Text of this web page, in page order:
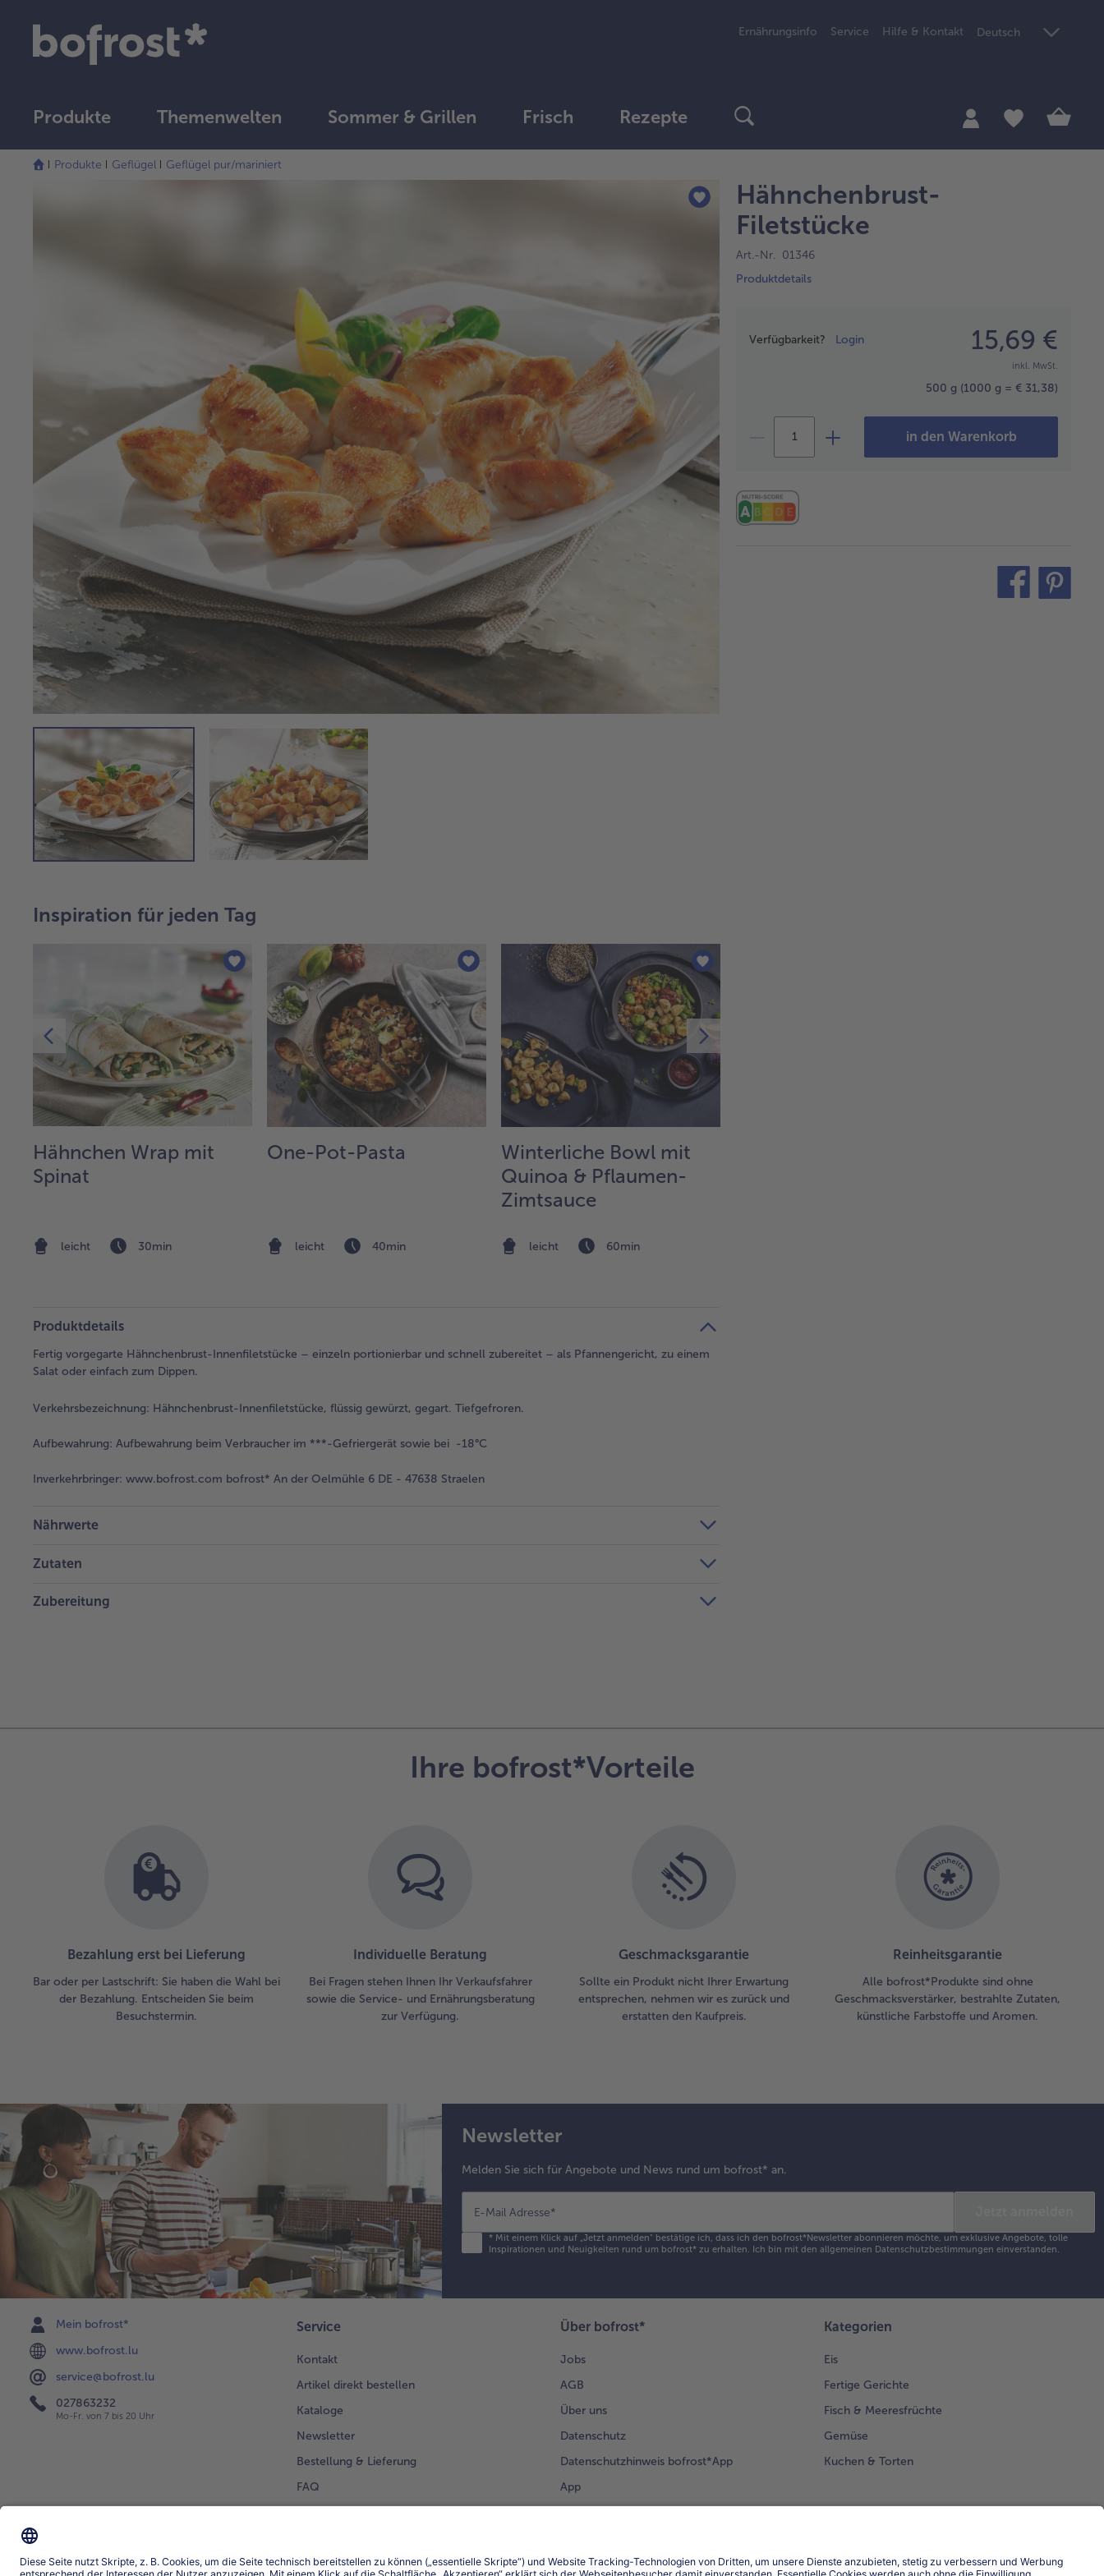
Ernährungsinfo Service Hilfe & Kontakt Deutsch
Produkte Themenwelten Sommer & Grillen Frisch Rezepte
Produkte Geflügel Geflügel pur/mariniert
Hähnchenbrust-
Filetstücke
Art.-Nr. 01346
Produktdetails
Verfügbarkeit? Login 15,69 €
inkl. MwSt.
500 g (1000 g = € 31,38)
in den Warenkorb
teilen
Inspiration für jeden Tag
Hähnchen Wrap mit
Spinat
leicht 30min
One-Pot-Pasta
leicht 40min
Winterliche Bowl mit
Quinoa & Pflaumen-
Zimtsauce
leicht 60min
Produktdetails
Fertig vorgegarte Hähnchenbrust-Innenfiletstücke – einzeln portionierbar und schnell zubereitet – als Pfannengericht, zu einem
Salat oder einfach zum Dippen.
Verkehrsbezeichnung: Hähnchenbrust-Innenfiletstücke, flüssig gewürzt, gegart. Tiefgefroren.
Aufbewahrung: Aufbewahrung beim Verbraucher im ***-Gefriergerät sowie bei -18°C
Inverkehrbringer: www.bofrost.com bofrost* An der Oelmühle 6 DE - 47638 Straelen
Nährwerte
Zutaten
Zubereitung
Ihre bofrost*Vorteile
Bezahlung erst bei Lieferung
Bar oder per Lastschrift: Sie haben die Wahl bei
der Bezahlung. Entscheiden Sie beim
Besuchstermin.
Individuelle Beratung
Bei Fragen stehen Ihnen Ihr Verkaufsfahrer
sowie die Service- und Ernährungsberatung
zur Verfügung.
Geschmacksgarantie
Sollte ein Produkt nicht Ihrer Erwartung
entsprechen, nehmen wir es zurück und
erstatten den Kaufpreis.
Reinheitsgarantie
Alle bofrost*Produkte sind ohne
Geschmacksverstärker, bestrahlte Zutaten,
künstliche Farbstoffe und Aromen.
Newsletter
Melden Sie sich für Angebote und News rund um bofrost* an.
E-Mail Adresse*
*Mit einem Klick auf „Jetzt anmelden" bestätige ich, dass ich den bofrost*Newsletter abonnieren möchte, um exklusive Angebote, tolle
Inspirationen und Neuigkeiten rund um bofrost* zu erhalten. Ich bin mit den allgemeinen Datenschutzbestimmungen einverstanden.
Mein bofrost*
www.bofrost.lu
service@bofrost.lu
027863232
Mo-Fr. von 7 bis 20 Uhr
Service
Kontakt
Artikel direkt bestellen
Kataloge
Newsletter
Bestellung & Lieferung
FAQ
Über bofrost*
Jobs
AGB
Über uns
Datenschutz
Datenschutzhinweis bofrost*App
App
Kategorien
Eis
Fertige Gerichte
Fisch & Meeresfrüchte
Gemüse
Kuchen & Torten